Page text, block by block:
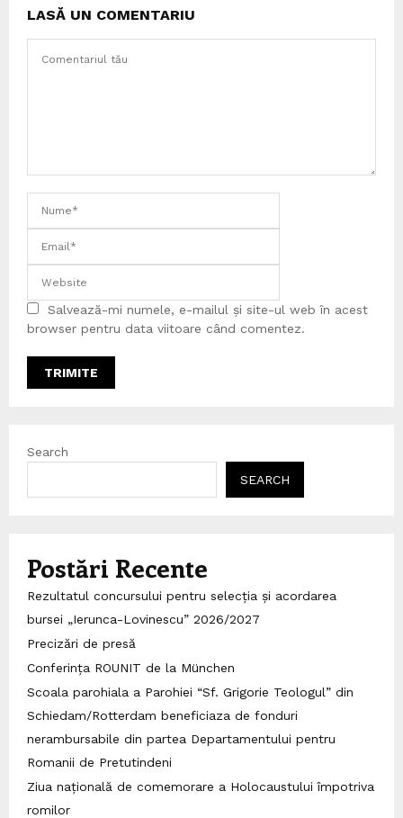
LASĂ UN COMENTARIU
Salvează-mi numele, e-mailul și site-ul web în acest
browser pentru data viitoare când comentez.
Search
SEARCH
Postări Recente
Rezultatul concursului pentru selecția și acordarea
bursei „Ierunca-Lovinescu” 2026/2027
Precizări de presă
Conferința ROUNIT de la München
Scoala parohiala a Parohiei “Sf. Grigorie Teologul” din
Schiedam/Rotterdam beneficiaza de fonduri
nerambursabile din partea Departamentului pentru
Romanii de Pretutindeni
Ziua națională de comemorare a Holocaustului împotriva
romilor